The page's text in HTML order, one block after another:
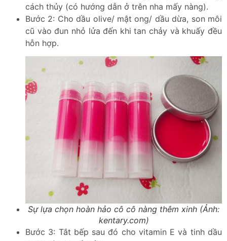
cách thủy (có hướng dẫn ở trên nha mấy nàng).
Bước 2: Cho dầu olive/ mật ong/ dầu dừa, son môi
cũ vào đun nhỏ lửa đến khi tan chảy và khuấy đều
hỗn hợp.
Sự lựa chọn hoàn hảo cô cô nàng thêm xinh (Ảnh:
kentary.com)
Bước 3: Tắt bếp sau đó cho vitamin E và tinh dầu